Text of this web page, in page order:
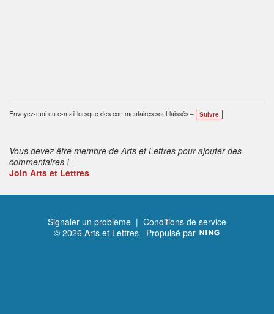
Envoyez-moi un e-mail lorsque des commentaires sont laissés – Suivre
Vous devez être membre de Arts et Lettres pour ajouter des
commentaires !
Join Arts et Lettres
Signaler un problème | Conditions de service
© 2026 Arts et Lettres Propulsé par